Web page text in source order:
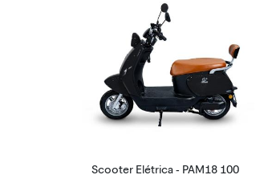
Scooter Elétrica - PAM18 100